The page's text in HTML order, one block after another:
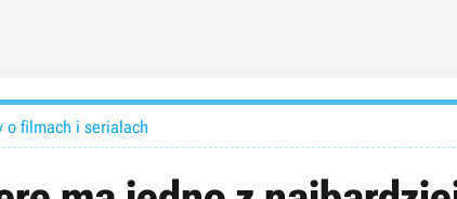
o filmach i serialach